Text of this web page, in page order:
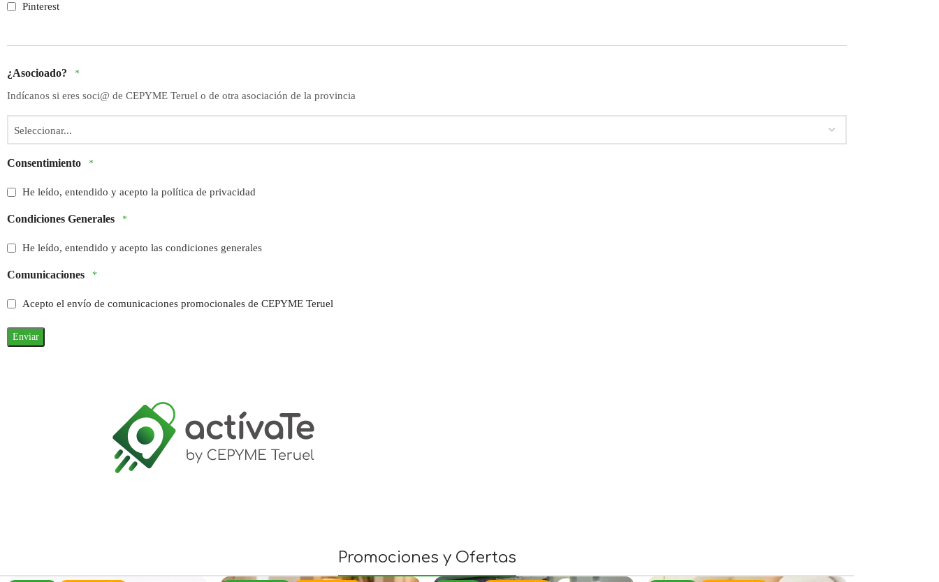
Pinterest
¿Asocioado? *
Indícanos si eres soci@ de CEPYME Teruel o de otra asociación de la provincia
Consentimiento *
He leído, entendido y acepto la política de privacidad
Condiciones Generales *
He leído, entendido y acepto las condiciones generales
Comunicaciones *
Acepto el envío de comunicaciones promocionales de CEPYME Teruel
Promociones y Ofertas